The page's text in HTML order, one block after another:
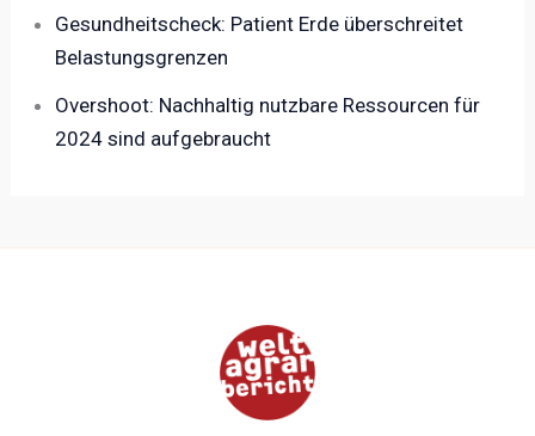
Gesundheitscheck: Patient Erde überschreitet
Belastungsgrenzen
Overshoot: Nachhaltig nutzbare Ressourcen für
2024 sind aufgebraucht